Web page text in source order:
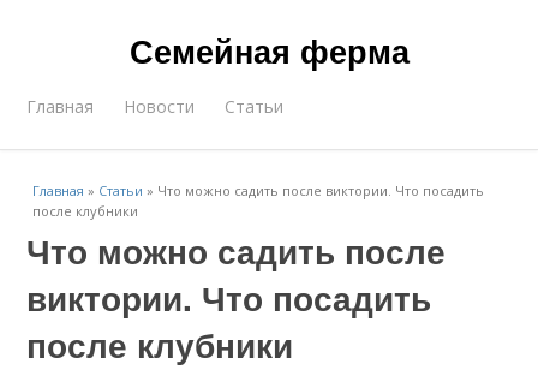
Семейная ферма
Главная Новости Статьи
Главная » Статьи » Что можно садить после виктории. Что посадить
после клубники
Что можно садить после
виктории. Что посадить
после клубники